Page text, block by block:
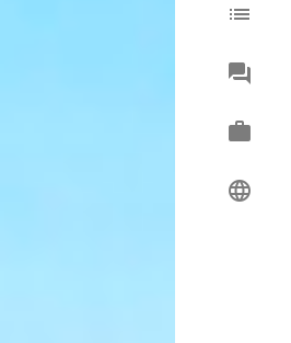
list
chat
work
language